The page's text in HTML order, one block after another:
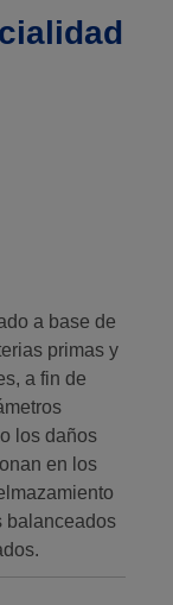
a base de
primas y
a fin de
los daños
en los
balanceados